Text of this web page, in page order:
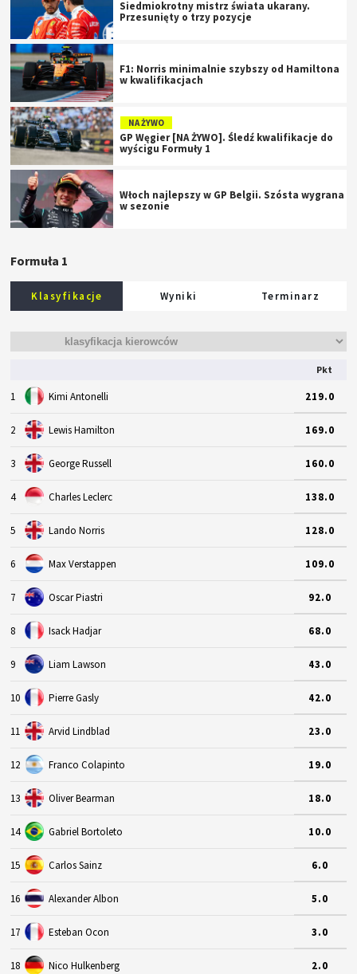
Siedmiokrotny mistrz świata ukarany.
Przesunięty o trzy pozycje
F1: Norris minimalnie szybszy od Hamiltona
w kwalifikacjach
NA ŻYWO
GP Węgier [NA ŻYWO]. Śledź kwalifikacje do
wyścigu Formuły 1
Włoch najlepszy w GP Belgii. Szósta wygrana
w sezonie
Formuła 1
Klasyfikacje Wyniki Terminarz
Pkt
1 Kimi Antonelli 219.0
2 Lewis Hamilton 169.0
3 George Russell 160.0
4 Charles Leclerc 138.0
5 Lando Norris 128.0
6 Max Verstappen 109.0
7 Oscar Piastri 92.0
8 Isack Hadjar 68.0
9 Liam Lawson 43.0
10 Pierre Gasly 42.0
11 Arvid Lindblad 23.0
12 Franco Colapinto 19.0
13 Oliver Bearman 18.0
14 Gabriel Bortoleto 10.0
15 Carlos Sainz 6.0
16 Alexander Albon 5.0
17 Esteban Ocon 3.0
18 Nico Hulkenberg 2.0